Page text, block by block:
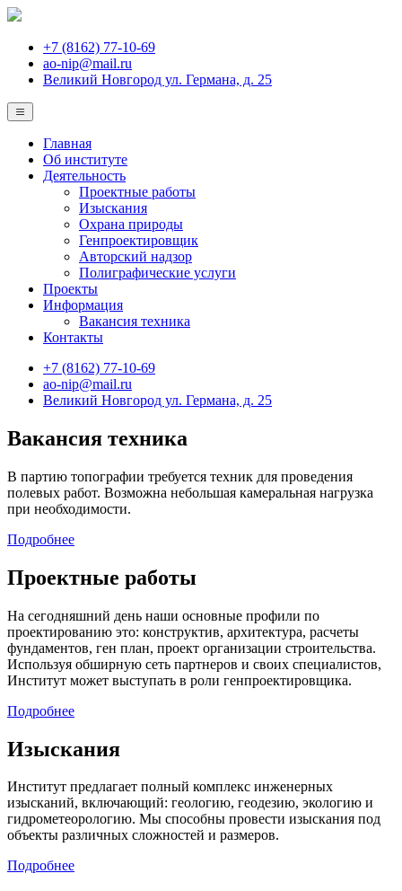
+7 (8162) 77-10-69
ao-nip@mail.ru
Великий Новгород ул. Германа, д. 25
Главная
Об институте
Деятельность
Проектные работы
Изыскания
Охрана природы
Генпроектировщик
Авторский надзор
Полиграфические услуги
Проекты
Информация
Вакансия техника
Контакты
+7 (8162) 77-10-69
ao-nip@mail.ru
Великий Новгород ул. Германа, д. 25
Вакансия техника
В партию топографии требуется техник для проведения
полевых работ. Возможна небольшая камеральная нагрузка
при необходимости.
Подробнее
Проектные работы
На сегодняшний день наши основные профили по
проектированию это: конструктив, архитектура, расчеты
фундаментов, ген план, проект организации строительства.
Используя обширную сеть партнеров и своих специалистов,
Институт может выступать в роли генпроектировщика.
Подробнее
Изыскания
Институт предлагает полный комплекс инженерных
изысканий, включающий: геологию, геодезию, экологию и
гидрометеорологию. Мы способны провести изыскания под
объекты различных сложностей и размеров.
Подробнее